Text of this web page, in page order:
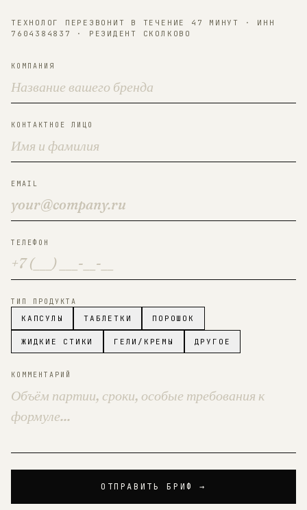
ТЕХНОЛОГ ПЕРЕЗВОНИТ В ТЕЧЕНИЕ 47 МИНУТ · ИНН
7604384837 · РЕЗИДЕНТ СКОЛКОВО
КОМПАНИЯ
КОНТАКТНОЕ ЛИЦО
EMAIL
ТЕЛЕФОН
ТИП ПРОДУКТА
КАПСУЛЫ ТАБЛЕТКИ ПОРОШОК
ЖИДКИЕ СТИКИ ГЕЛИ/КРЕМЫ ДРУГОЕ
КОММЕНТАРИЙ
ОТПРАВИТЬ БРИФ →